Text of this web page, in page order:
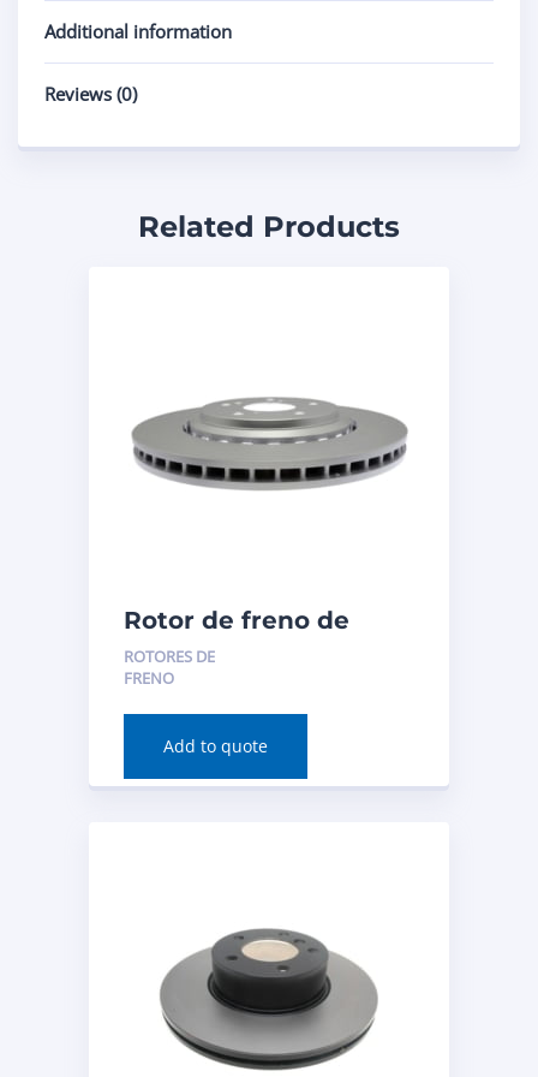
Additional information
Reviews (0)
Related Products
Rotor de freno de
disco (delantero) para
Acura TLX 2020
ROTORES DE
FRENO
Add to quote